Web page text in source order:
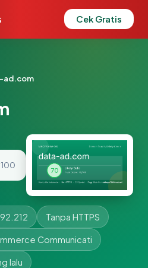
Cek Gratis
ad.com
100
Tanpa HTTPS
Communicati
lalu